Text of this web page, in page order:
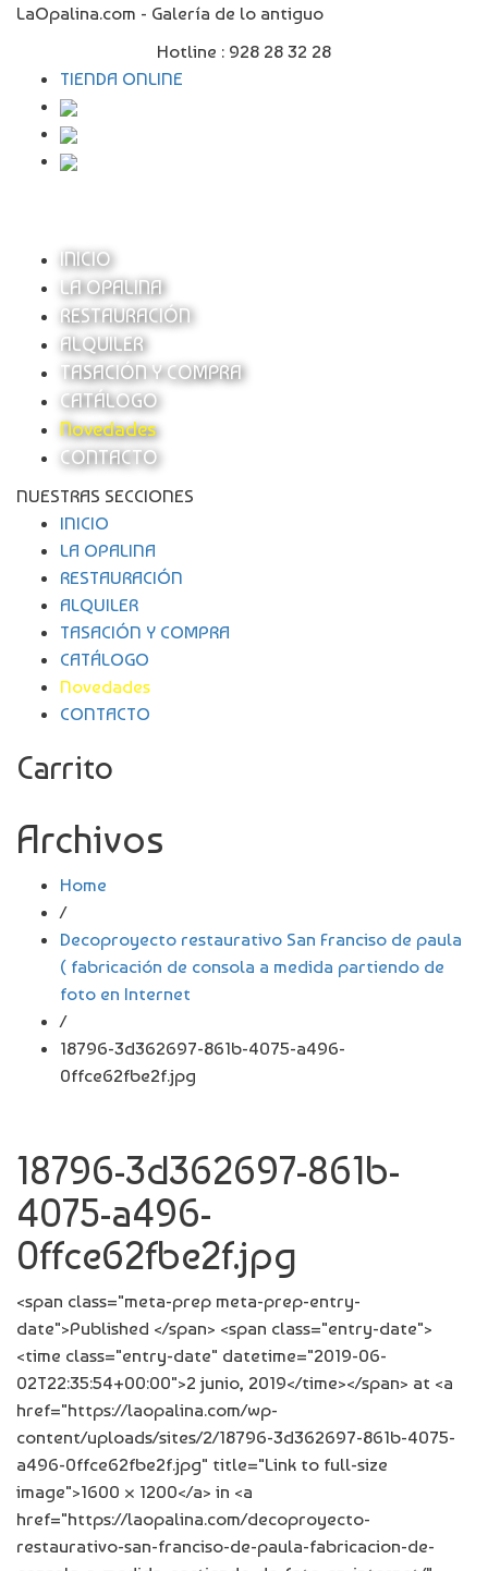
LaOpalina.com - Galería de lo antiguo
Hotline : 928 28 32 28
TIENDA ONLINE
INICIO
LA OPALINA
RESTAURACIÓN
ALQUILER
TASACIÓN Y COMPRA
CATÁLOGO
Novedades
CONTACTO
NUESTRAS SECCIONES
INICIO
LA OPALINA
RESTAURACIÓN
ALQUILER
TASACIÓN Y COMPRA
CATÁLOGO
Novedades
CONTACTO
Carrito
Archivos
Home
/
Decoproyecto restaurativo San Franciso de paula
( fabricación de consola a medida partiendo de
foto en Internet
/
18796-3d362697-861b-4075-a496-
0ffce62fbe2f.jpg
18796-3d362697-861b-
4075-a496-
0ffce62fbe2f.jpg
<span class="meta-prep meta-prep-entry-
date">Published </span> <span class="entry-date">
<time class="entry-date" datetime="2019-06-
02T22:35:54+00:00">2 junio, 2019</time></span> at <a
href="https://laopalina.com/wp-
content/uploads/sites/2/18796-3d362697-861b-4075-
a496-0ffce62fbe2f.jpg" title="Link to full-size
image">1600 × 1200</a> in <a
href="https://laopalina.com/decoproyecto-
restaurativo-san-franciso-de-paula-fabricacion-de-